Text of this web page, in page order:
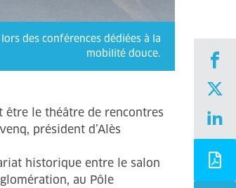
des conférences dédiées à la
mobilité douce.
être le théâtre de rencontres
président d’Alès
historique entre le salon
au Pôle